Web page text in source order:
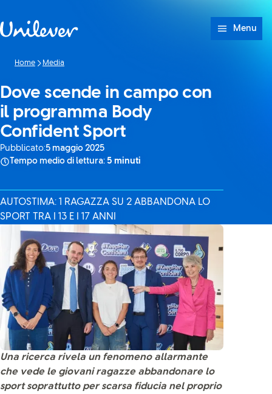
Menu
Home Media
Dove scende in campo con
il programma Body
Confident Sport
Pubblicato:5 maggio 2025
Tempo medio di lettura: 5 minuti
AUTOSTIMA: 1 RAGAZZA SU 2 ABBANDONA LO
SPORT TRA I 13 E I 17 ANNI
Una ricerca rivela un fenomeno allarmante
che vede le giovani ragazze abbandonare lo
sport soprattutto per scarsa fiducia nel proprio